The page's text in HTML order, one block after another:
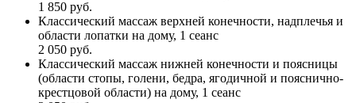
1 850 руб.
Классический массаж верхней конечности, надплечья и
области лопатки на дому, 1 сеанс
2 050 руб.
Классический массаж нижней конечности и поясницы
(области стопы, голени, бедра, ягодичной и пояснично-
крестцовой области) на дому, 1 сеанс